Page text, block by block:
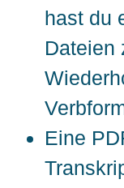
hast du
Dateien
Eine